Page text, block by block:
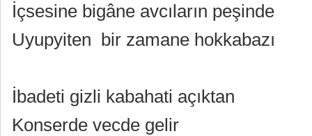
İçsesine bigâne avcıların peşinde
Uyupyiten bir zamane hokkabazı
İbadeti gizli kabahati açıktan
Konserde vecde gelir